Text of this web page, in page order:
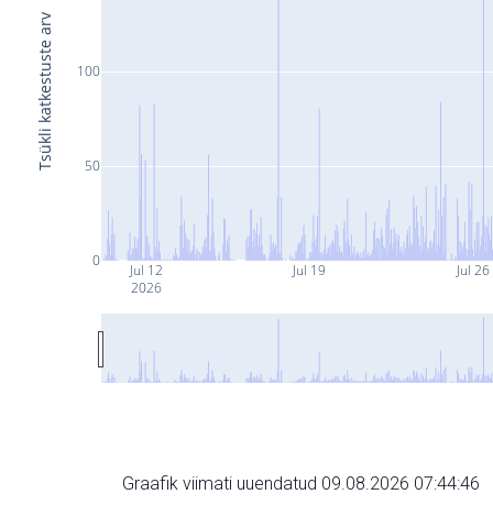
Jul 12
2026
Jul 19 Jul 26
0
50
100
Tsükli katkestuste arv
Graafik viimati uuendatud 09.08.2026 07:44:46